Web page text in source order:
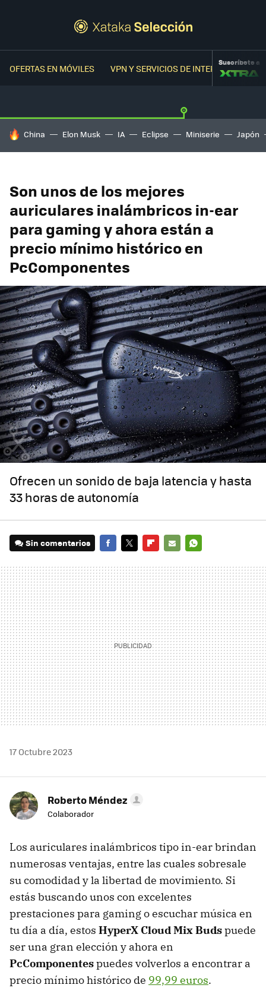
OFERTAS EN MÓVILES VPN Y SERVICIOS DE INTERNETSuscríbete a
HOY SE HABLA DE
China Elon Musk IA Eclipse Miniserie Japón
Son unos de los mejores
auriculares inalámbricos in-ear
para gaming y ahora están a
precio mínimo histórico en
PcComponentes
Ofrecen un sonido de baja latencia y hasta
33 horas de autonomía
Sin comentarios
MAIL
17 Octubre 2023
Roberto Méndez
Colaborador
Los auriculares inalámbricos tipo in-ear brindan
numerosas ventajas, entre las cuales sobresale
su comodidad y la libertad de movimiento. Si
estás buscando unos con excelentes
prestaciones para gaming o escuchar música en
tu día a día, estos HyperX Cloud Mix Budspuede
ser una gran elección y ahora en
PcComponentespuedes volverlos a encontrar a
precio mínimo histórico de 99,99 euros.